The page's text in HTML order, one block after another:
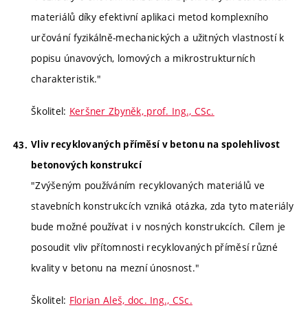
materiálů díky efektivní aplikaci metod komplexního
určování fyzikálně-mechanických a užitných vlastností k
popisu únavových, lomových a mikrostrukturních
charakteristik."
Školitel: Keršner Zbyněk, prof. Ing., CSc.
Vliv recyklovaných příměsí v betonu na spolehlivost
betonových konstrukcí
"Zvýšeným používáním recyklovaných materiálů ve
stavebních konstrukcích vzniká otázka, zda tyto materiály
bude možné používat i v nosných konstrukcích. Cílem je
posoudit vliv přítomnosti recyklovaných příměsí různé
kvality v betonu na mezní únosnost."
Školitel: Florian Aleš, doc. Ing., CSc.